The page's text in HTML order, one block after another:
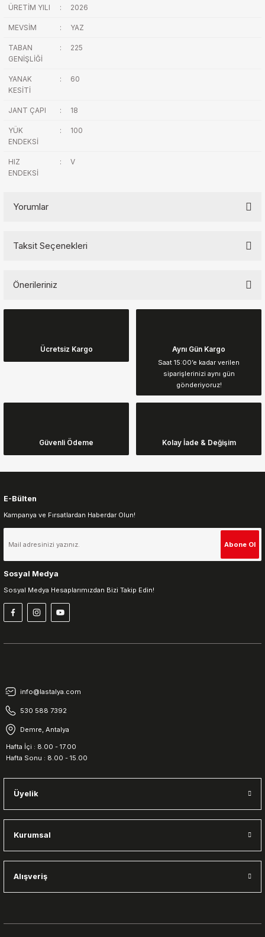
ÜRETİM YILI : 2026
MEVSİM : YAZ
TABAN
GENİŞLİĞİ
: 225
YANAK
KESİTİ
: 60
JANT ÇAPI : 18
YÜK
ENDEKSİ
: 100
HIZ
ENDEKSİ
: V
Yorumlar
Taksit Seçenekleri
Önerileriniz
Görüş ve önerileriniz için teşekkür ederiz.
Ürün resmi kalitesiz, bozuk veya görüntülenemiyor.
Ürün açıklamasında eksik bilgiler bulunuyor.
Gönder
Ücretsiz Kargo Aynı Gün Kargo
Saat 15:00’e kadar verilen
siparişlerinizi aynı gün
gönderiyoruz!
Güvenli Ödeme Kolay İade & Değişim
E-Bülten
Kampanya ve Fırsatlardan Haberdar Olun!
Abone Ol
Sosyal Medya
Sosyal Medya Hesaplarımızdan Bizi Takip Edin!
info@lastalya.com
530 588 7392
Demre, Antalya
Hafta İçi : 8.00 - 17.00
Hafta Sonu : 8.00 - 15.00
Üyelik
Kurumsal
Alışveriş